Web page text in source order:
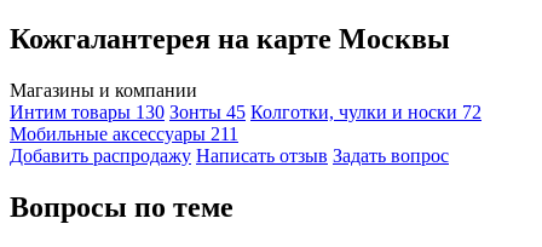
Кожгалантерея на карте Москвы
Магазины и компании
Интим товары 130 Зонты 45 Колготки, чулки и носки 72
Мобильные аксессуары 211
Добавить раcпродажу Написать отзыв Задать вопрос
Вопросы по теме